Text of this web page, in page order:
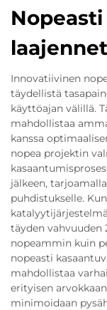
Innovatiivinen
täydellistä
käyttöajan välillä.
mahdollistaa
kanssa
nopea projektin
jälkeen,
puhdistukselle.
täyden vahvuuden
nopeammin kuin
nopeasti
mahdollistaa
erityisen
minimoidaan